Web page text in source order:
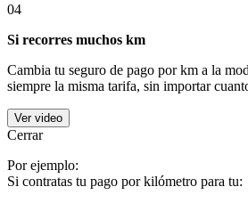
04
Si recorres muchos km
Cambia tu seguro de pago por km a la
siempre la misma tarifa, sin importar
Ver video
Cerrar
Por ejemplo:
Si contratas tu pago por kilómetro para tu: